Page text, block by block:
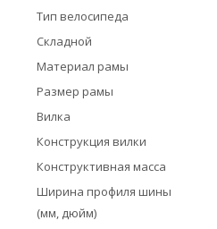
Тип велосипеда
Складной
Материал рамы
Размер рамы
Вилка
Конструкция вилки
Конструктивная масса
Ширина профиля шины
(мм, дюйм)